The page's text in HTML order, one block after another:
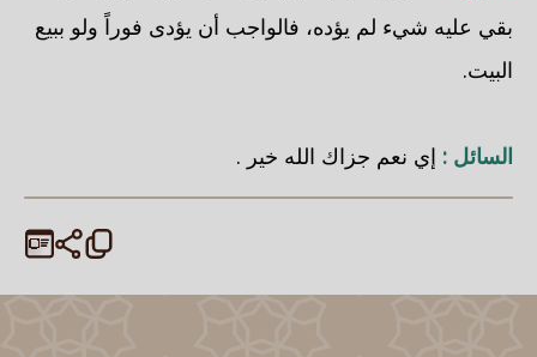
بقي عليه شيء لم يؤده، فالواجب أن يؤدى فوراً ولو ببيع
البيت.
السائل : إي نعم جزاك الله خير .